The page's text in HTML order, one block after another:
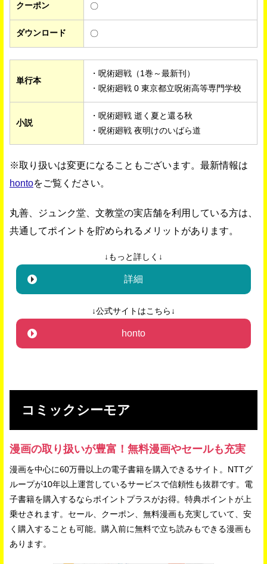
クーポン 〇
ダウンロード 〇
単行本
・呪術廻戦（1巻～最新刊）
・呪術廻戦 0 東京都立呪術高等専門学校
小説
・呪術廻戦 逝く夏と還る秋
・呪術廻戦 夜明けのいばら道
※取り扱いは変更になることもございます。最新情報は
hontoをご覧ください。
丸善、ジュンク堂、文教堂の実店舗を利用している方は、
共通してポイントを貯められるメリットがあります。
↓もっと詳しく↓
詳細
↓公式サイトはこちら↓
honto
コミックシーモア
漫画の取り扱いが豊富！無料漫画やセールも充実
漫画を中心に60万冊以上の電子書籍を購入できるサイト。NTTグ
ループが10年以上運営しているサービスで信頼性も抜群です。電
子書籍を購入するならポイントプラスがお得。特典ポイントが上
乗せされます。セール、クーポン、無料漫画も充実していて、安
く購入することも可能。購入前に無料で立ち読みもできる漫画も
あります。